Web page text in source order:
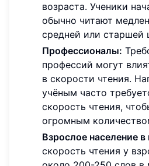
возраста. Ученики
обычно читают
средней или старшей
Профессионалы:
профессий могут
в скорости чтения.
учёным часто
скорость чтения,
огромным
Взрослое население
скорость чтения у